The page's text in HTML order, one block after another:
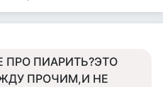
ПРО ПИАРИТЬ?ЭТО
ПРОЧИМ,И НЕ